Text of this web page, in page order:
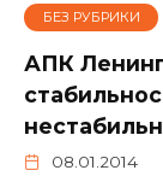
БЕЗ РУБРИКИ
АПК
08.01.2014